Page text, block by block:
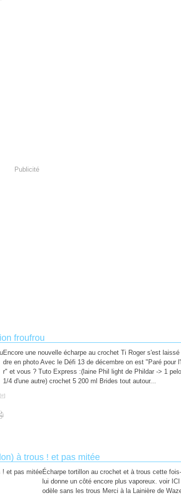
Publicité
froufrou
Encore une nouvelle écharpe au crochet Ti Roger s'est laissé
dre en photo Avec le Défi 13 de décembre on est "Paré pour
r" et vous ? Tuto Express :(laine Phil light de Phildar -> 1
1/4 d'une autre) crochet 5 200 ml Brides tout autour...
#]
à trous ! et pas mitée
Écharpe tortillon au crochet et à trous cette
lui donne un côté encore plus vaporeux. voir
odèle sans les trous Merci à la Lainière de